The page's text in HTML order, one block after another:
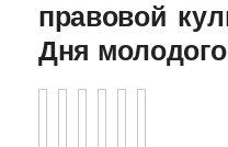
правовой
Дня молодого